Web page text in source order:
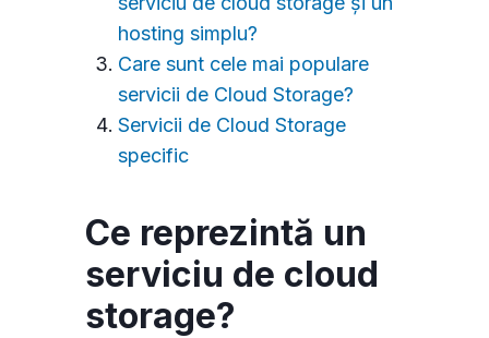
hosting simplu?
Care sunt cele mai populare
servicii de Cloud Storage?
Servicii de Cloud Storage
specific
Ce reprezintă un
serviciu de cloud
storage?